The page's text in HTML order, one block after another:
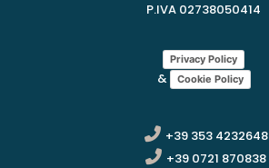
P.IVA 02738050414
Privacy Policy
& Cookie Policy
+39 353 4232648
+39 0721 870838